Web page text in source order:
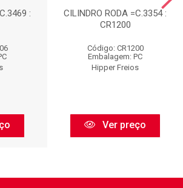
:
CILINDRO RODA =C.3354 :
CR1200
Código: CR1200
Embalagem: PC
Hipper Freios
Ver preço